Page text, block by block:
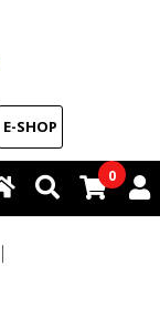
E-SHOP
0